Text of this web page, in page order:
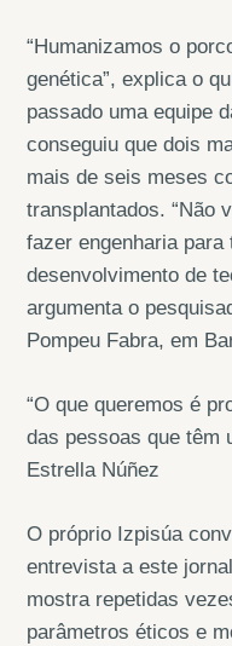
“Humanizamos o
genética”, explica o
passado uma equipe
conseguiu que dois
mais de seis meses
transplantados. “Não
fazer engenharia
desenvolvimento de
argumenta o
Pompeu Fabra, em
“O que queremos é
das pessoas que têm
Estrella Núñez
O próprio Izpisúa
entrevista a este
mostra repetidas
parâmetros éticos e